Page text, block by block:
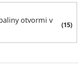
otvormi v
15